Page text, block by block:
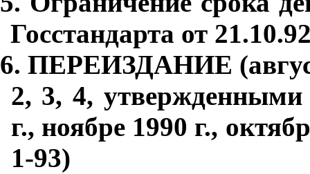
Госстандарта от
6. ПЕРЕИЗДАНИЕ
2, 3, 4, утвержденными
г., ноябре 1990 г.,
1-93)